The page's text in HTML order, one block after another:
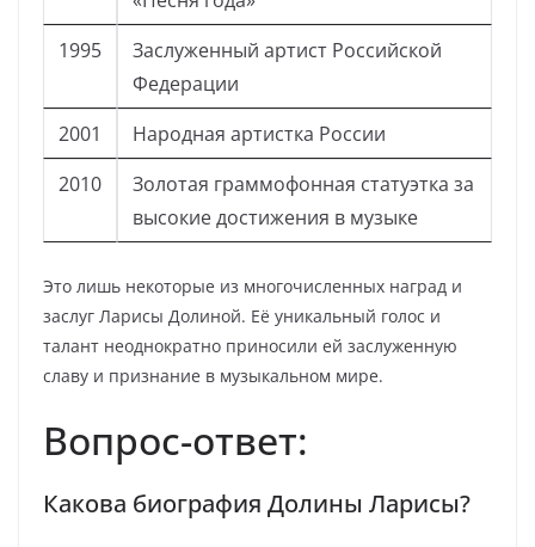
1995
Заслуженный артист Российской
Федерации
2001
Народная артистка России
2010
Золотая граммофонная статуэтка за
высокие достижения в музыке
Это лишь некоторые из многочисленных наград и
заслуг Ларисы Долиной. Её уникальный голос и
талант неоднократно приносили ей заслуженную
славу и признание в музыкальном мире.
Вопрос-ответ:
Какова биография Долины Ларисы?